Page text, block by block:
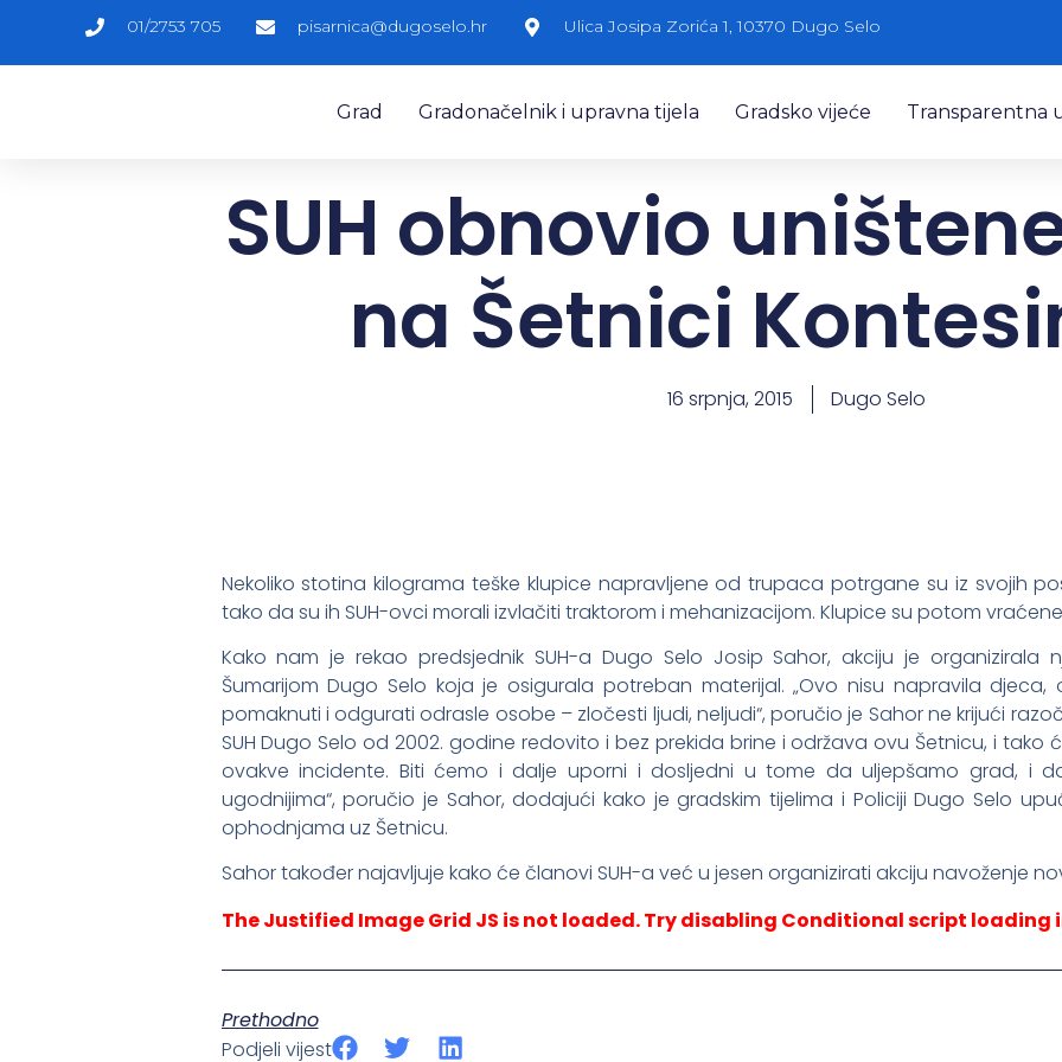
01/2753 705 pisarnica@dugoselo.hr Ulica Josipa Zorića 1, 10370 Dugo Selo
Grad Gradonačelnik i upravna tijela Gradsko vijeće Transparentna
SUH obnovio
na Šetnici
16 srpnja, 2015 Dugo Selo
Nekoliko stotina kilograma teške klupice napravljene od trupaca potrgane su iz svojih
tako da su ih SUH-ovci morali izvlačiti traktorom i mehanizacijom. Klupice su potom
Kako nam je rekao predsjednik SUH-a Dugo Selo Josip Sahor, akciju je organizirala
Šumarijom Dugo Selo koja je osigurala potreban materijal. „Ovo nisu napravila
pomaknuti i odgurati odrasle osobe – zločesti ljudi, neljudi“, poručio je Sahor ne krijući
SUH Dugo Selo od 2002. godine redovito i bez prekida brine i održava ovu Šetnicu, i
ovakve incidente. Biti ćemo i dalje uporni i dosljedni u tome da uljepšamo grad, i
ugodnijima“, poručio je Sahor, dodajući kako je gradskim tijelima i Policiji Dugo Selo
ophodnjama uz Šetnicu.
Sahor također najavljuje kako će članovi SUH-a već u jesen organizirati akciju navoženje
The Justified Image Grid JS is not loaded. Try disabling Conditional script loading
Prethodno
Podjeli vijest